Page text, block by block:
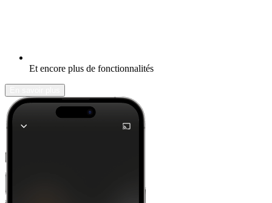
Et encore plus de fonctionnalités